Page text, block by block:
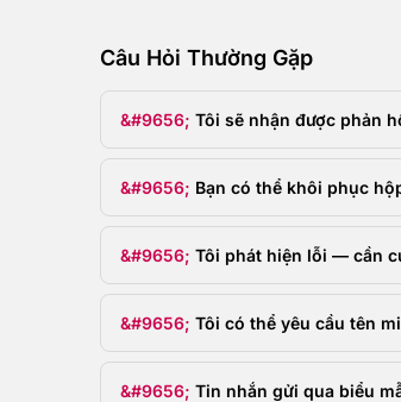
Câu Hỏi Thường Gặp
Tôi sẽ nhận được phản
Bạn có thể khôi phục
Tôi phát hiện lỗi — cần
Tôi có thể yêu cầu tên
Tin nhắn gửi qua biểu